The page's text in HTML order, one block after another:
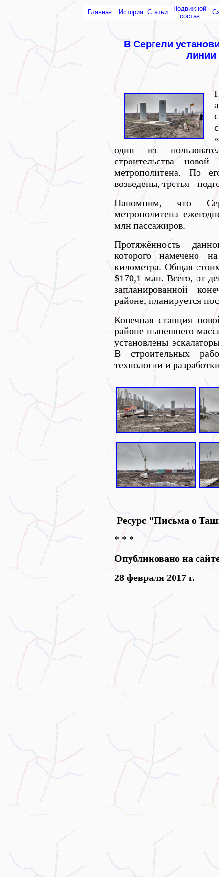
Главная История Статьи
Подвижной
состав
В Сергели
линии
один из
строительства
метрополитена. По
возведены, третья -
Напомним, что
метрополитена
млн пассажиров.
Протяжённость
которого намечено
километра. Общая
$170,1 млн. Всего, от
запланированной
районе, планируется
Конечная станция
районе нынешнего
установлены
В строительных
технологии и
Ресурс "Письма о
* * *
Опубликовано на
28 февраля 2017 г.